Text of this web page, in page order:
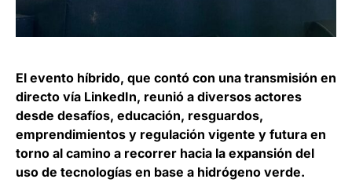
El evento híbrido, que contó con una transmisión en
directo vía LinkedIn, reunió a diversos actores
desde desafíos, educación, resguardos,
emprendimientos y regulación vigente y futura en
torno al camino a recorrer hacia la expansión del
uso de tecnologías en base a hidrógeno verde.